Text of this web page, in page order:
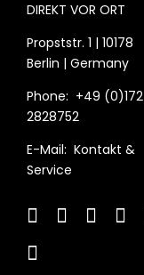
DIREKT VOR ORT
Propststr. 1 | 10178
Berlin | Germany
Phone: +49 (0)172
2828752
E-Mail: Kontakt &
Service